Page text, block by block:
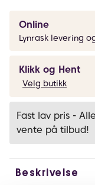
Online
Lynrask levering
Klikk og Hent
Velg butikk
Fast lav pris -
vente på tilbud!
Beskrivelse